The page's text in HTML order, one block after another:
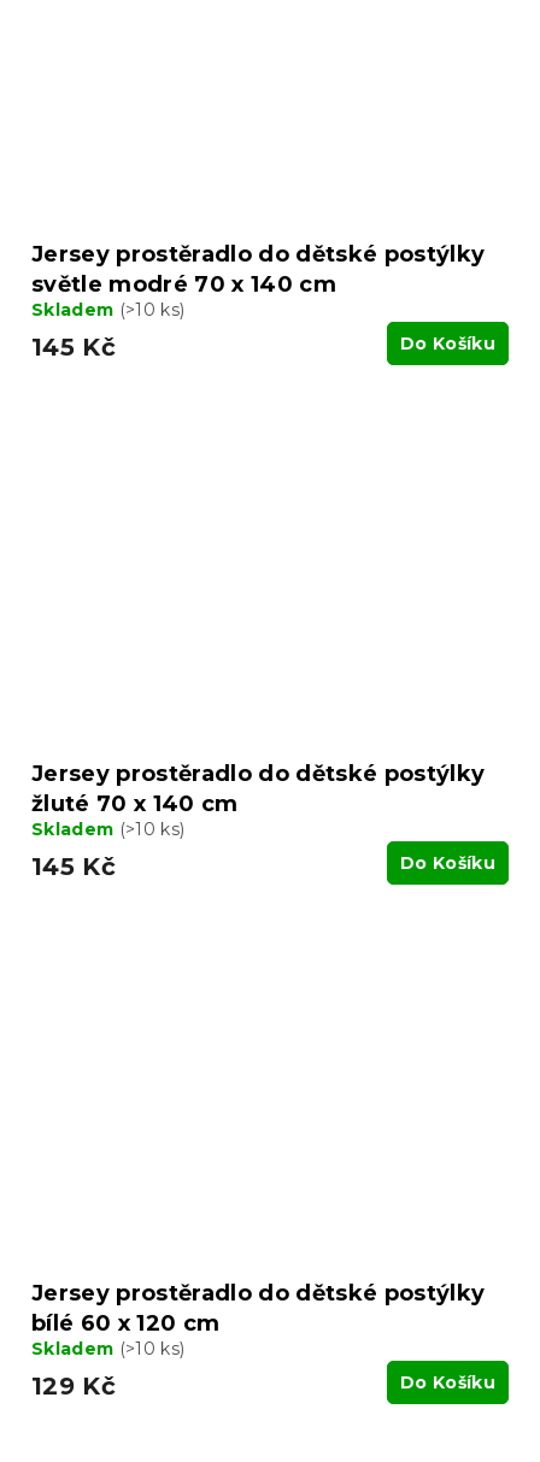
Jersey prostěradlo do dětské postýlky
světle modré 70 x 140 cm
Skladem (>10 ks)
145 Kč Do Košíku
Jersey prostěradlo do dětské postýlky
žluté 70 x 140 cm
Skladem (>10 ks)
145 Kč Do Košíku
Jersey prostěradlo do dětské postýlky
bílé 60 x 120 cm
Skladem (>10 ks)
129 Kč Do Košíku